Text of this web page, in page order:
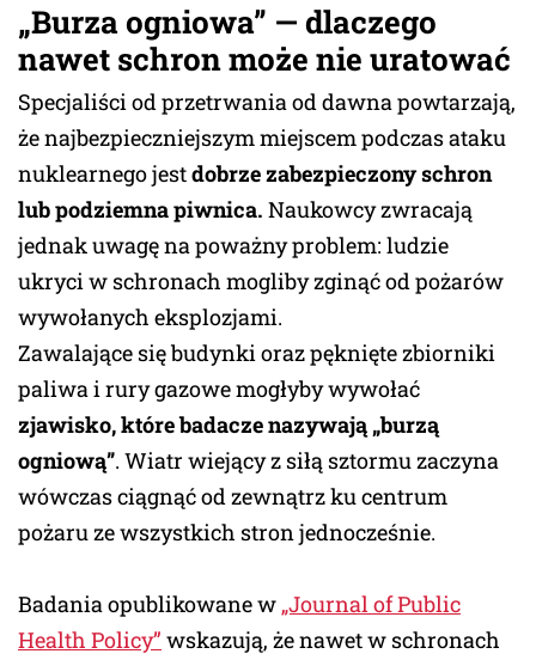
„Burza ogniowa” — dlaczego
nawet schron może nie uratować
Specjaliści od przetrwania od dawna powtarzają,
że najbezpieczniejszym miejscem podczas ataku
nuklearnego jestdobrze zabezpieczony schron
lub podziemna piwnica. Naukowcy zwracają
jednak uwagę na poważny problem: ludzie
ukryci w schronach mogliby zginąć od pożarów
wywołanych eksplozjami.
Zawalające się budynki oraz pęknięte zbiorniki
paliwa i rury gazowe mogłyby wywołać
zjawisko, które badacze nazywają „burzą
ogniową”. Wiatr wiejący z siłą sztormu zaczyna
wówczas ciągnąć od zewnątrz ku centrum
pożaru ze wszystkich stron jednocześnie.
Badania opublikowane w „Journal of Public
Health Policy” wskazują, że nawet w schronach